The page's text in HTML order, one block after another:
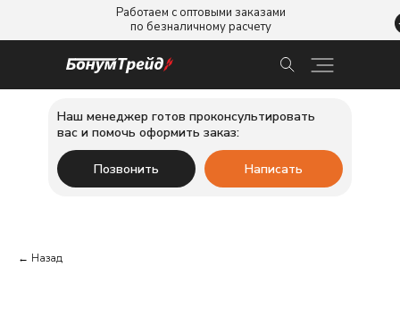
Работаем с оптовыми заказами
по безналичному расчету
Позвонить
Наш менеджер готов проконсультировать
вас и помочь оформить заказ:
Написать
← Назад